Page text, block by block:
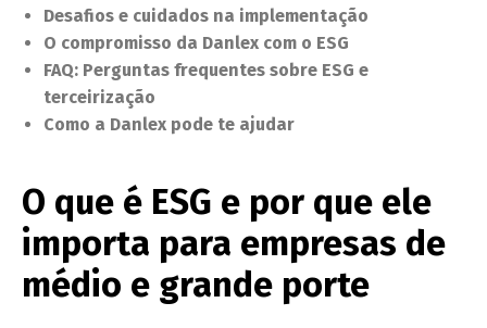
Desafios e cuidados na implementação
O compromisso da Danlex com o ESG
FAQ: Perguntas frequentes sobre ESG e
terceirização
Como a Danlex pode te ajudar
O que é ESG e por que ele
importa para empresas de
médio e grande porte